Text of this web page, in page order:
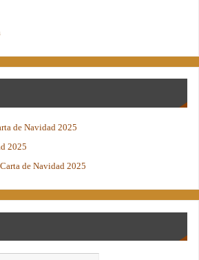
de Navidad 2025
2025
Carta de Navidad 2025